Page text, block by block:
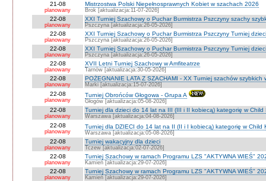
21-08
planowany
Mistrzostwa Polski Niepełnosprawnych Kobiet w szachach 2026
Brok [aktualizacja:11-07-2026]
22-08
planowany
XXI Turniej Szachowy o Puchar Burmistrza Pszczyny szachy
Pszczyna [aktualizacja:26-05-2026]
22-08
planowany
XXI Turniej Szachowy o Puchar Burmistrza Pszczyny Turniej
Pszczyna [aktualizacja:26-05-2026]
22-08
planowany
XXI Turniej Szachowy o Puchar Burmistrza Pszczyny Turniej
Pszczyna [aktualizacja:26-05-2026]
22-08
planowany
XVII Letni Turniej Szachowy w Amfiteatrze
Tarnów [aktualizacja:30-05-2026]
22-08
planowany
POŻEGNANIE LATA Z SZACHAMI - XX Turniej szachów szybkich
Marki [aktualizacja:15-07-2026]
22-08
planowany
Turniej Obrońców Głogowa - Grupa A
Głogów [aktualizacja:05-08-2026]
22-08
planowany
Turniej dla dzieci do 14 lat na III (III i II kobiecą) kategorię w Child
Warszawa [aktualizacja:04-08-2026]
22-08
planowany
Turniej dla DZIECI do 14 lat na II (II i I kobiecą) kategorię w Child
Warszawa [aktualizacja:05-08-2026]
22-08
planowany
Turniej wakacyjny dla dzieci
Tczew [aktualizacja:02-07-2026]
22-08
planowany
Turniej Szachowy w ramach Programu LZS "AKTYWNA WIEŚ"
Kamień [aktualizacja:29-07-2026]
22-08
planowany
Turniej Szachowy w ramach Programu LZS "AKTYWNA WIEŚ"
Kamień [aktualizacja:29-07-2026]